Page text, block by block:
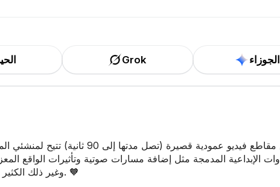
Grok الجوزاء
وغير ذلك الكثير ليسهل على المبدعين إنشاء مقاطع فيديو يحبها الناس. 🧡